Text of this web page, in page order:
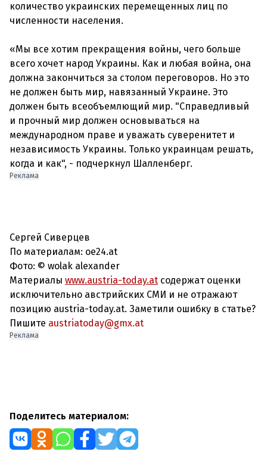
количество украинских перемещенных лиц по
численности населения.
«Мы все хотим прекращения войны, чего больше
всего хочет народ Украины. Как и любая война, она
должна закончиться за столом переговоров. Но это
не должен быть мир, навязанный Украине. Это
должен быть всеобъемлющий мир. "Справедливый
и прочный мир должен основываться на
международном праве и уважать суверенитет и
независимость Украины. Только украинцам решать,
когда и как", - подчеркнул Шалленберг.
Реклама
Сергей Сиверцев
По материалам: oe24.at
Фото: © wolak alexander
Материалы www.austria-today.at содержат оценки
исключительно австрийских СМИ и не отражают
позицию austria-today.at. Заметили ошибку в статье?
Пишите austriatoday@gmx.at
Реклама
Поделитесь материалом: